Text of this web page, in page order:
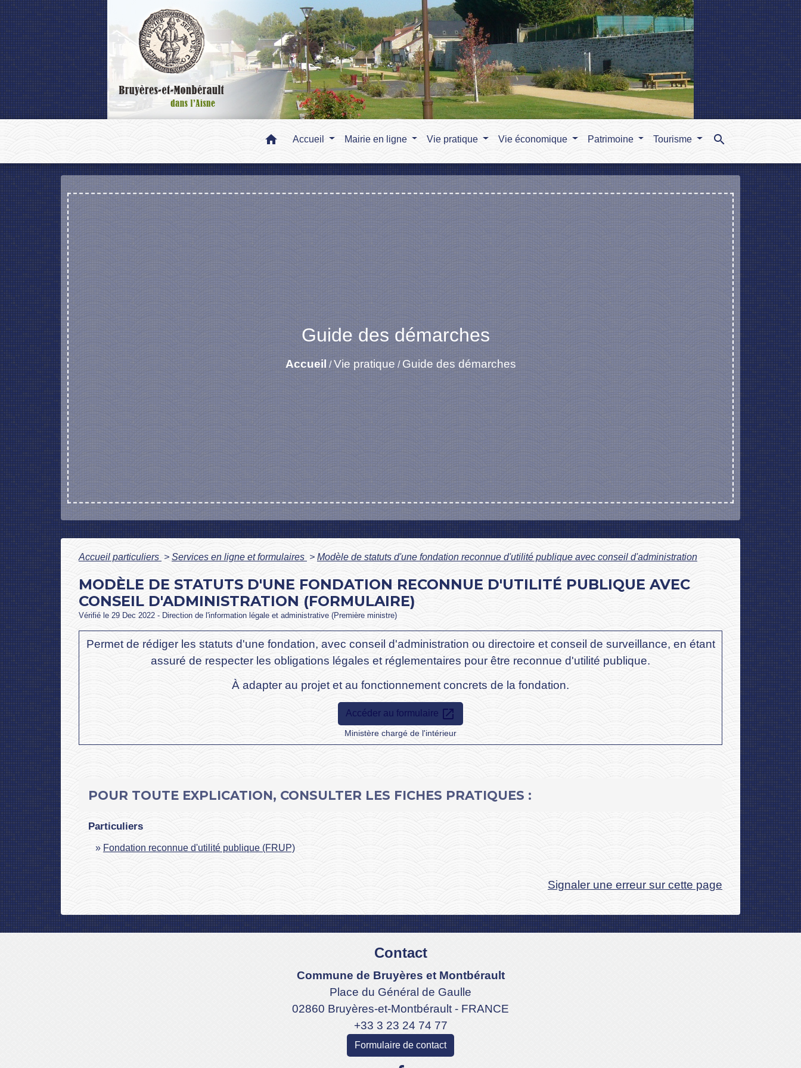
home Accueil Mairie en ligne Vie pratique Vie économique Patrimoine Tourisme search
Guide des démarches
Accueil /Vie pratique / Guide des démarches
Accueil particuliers > Services en ligne et formulaires > Modèle de statuts d'une fondation reconnue d'utilité publique avec conseil d'administration
MODÈLE DE STATUTS D'UNE FONDATION RECONNUE D'UTILITÉ PUBLIQUE AVEC
CONSEIL D'ADMINISTRATION (FORMULAIRE)
Vérifié le 29 Dec 2022 - Direction de l'information légale et administrative (Première ministre)
Permet de rédiger les statuts d'une fondation, avec conseil d'administration ou directoire et conseil de surveillance, en étant
assuré de respecter les obligations légales et réglementaires pour être reconnue d'utilité publique.
À adapter au projet et au fonctionnement concrets de la fondation.
Accéder au formulaire open_in_new
Ministère chargé de l'intérieur
POUR TOUTE EXPLICATION, CONSULTER LES FICHES PRATIQUES :
Particuliers
Fondation reconnue d'utilité publique (FRUP)
Signaler une erreur sur cette page
Contact
Commune de Bruyères et Montbérault
Place du Général de Gaulle
02860 Bruyères-et-Montbérault - FRANCE
+33 3 23 24 74 77
Formulaire de contact